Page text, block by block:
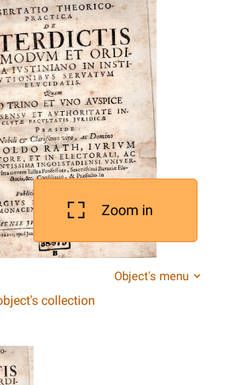
Zoom in
Object's menu
collection